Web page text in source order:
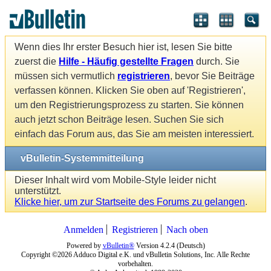
Wenn dies Ihr erster Besuch hier ist, lesen Sie bitte
zuerst die Hilfe - Häufig gestellte Fragen durch. Sie
müssen sich vermutlich registrieren, bevor Sie Beiträge
verfassen können. Klicken Sie oben auf 'Registrieren',
um den Registrierungsprozess zu starten. Sie können
auch jetzt schon Beiträge lesen. Suchen Sie sich
einfach das Forum aus, das Sie am meisten interessiert.
vBulletin-Systemmitteilung
Dieser Inhalt wird vom Mobile-Style leider nicht
unterstützt.
Klicke hier, um zur Startseite des Forums zu gelangen.
Anmelden Registrieren Nach oben
Powered by vBulletin®Version 4.2.4 (Deutsch)
Copyright ©2026 Adduco Digital e.K. und vBulletin Solutions, Inc. Alle Rechte
vorbehalten.